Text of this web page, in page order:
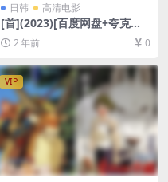
日韩 高清电影
[首](2023)[百度网盘+夸克网
盘1080P超清未删减资源][网
盘在线播放/下载][MP4/5.3G
B][中文字幕]
2 年前 0
VIP